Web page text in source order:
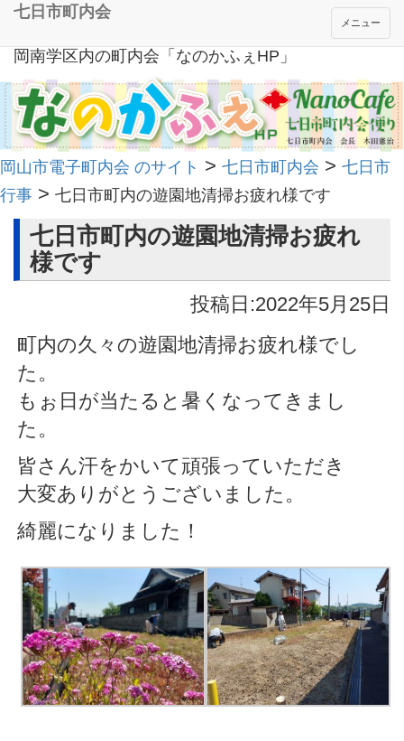
岡南学区内の町内会「なのかふぇHP」
メニュー
七日市町内会
岡山市電子町内会 のサイト > 七日市町内会 > 七日市
行事 > 七日市町内の遊園地清掃お疲れ様です
七日市町内の遊園地清掃お疲れ
様です
投稿日:2022年5月25日
町内の久々の遊園地清掃お疲れ様でし
た。
もぉ日が当たると暑くなってきまし
た。
皆さん汗をかいて頑張っていただき
大変ありがとうございました。
綺麗になりました！